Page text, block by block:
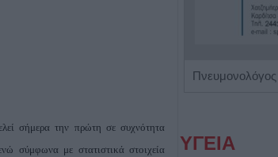
σήμερα την πρώτη σε συχνότητα
σύμφωνα με στατιστικά στοιχεία
ΥΓΕΙΑ